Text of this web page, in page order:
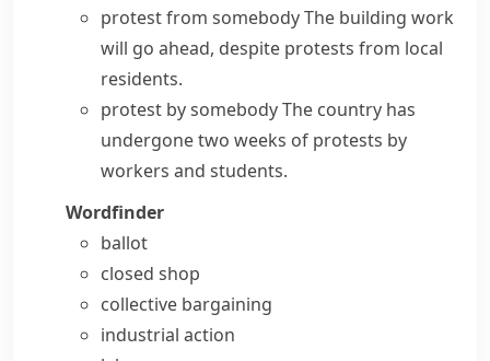
protest from somebodyThe building work
will go ahead, despite protests from local
residents.
protest by somebodyThe country has
undergone two weeks of protests by
workers and students.
Wordfinder
ballot
closed shop
collective bargaining
industrial action